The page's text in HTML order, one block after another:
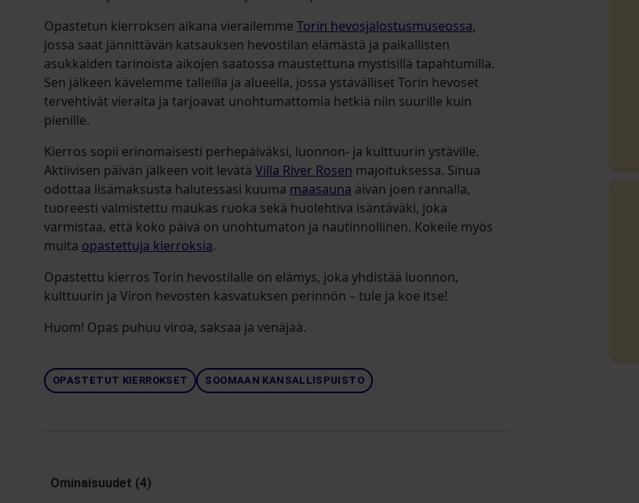
Opastetun kierroksen aikana vierailemme Torin hevosjalostusmuseossa,
jossa saat jännittävän katsauksen hevostilan elämästä ja paikallisten
asukkaiden tarinoista aikojen saatossa maustettuna mystisillä tapahtumilla.
Sen jälkeen kävelemme talleilla ja alueella, jossa ystävälliset Torin hevoset
tervehtivät vieraita ja tarjoavat unohtumattomia hetkiä niin suurille kuin
pienille.
Kierros sopii erinomaisesti perhepäiväksi, luonnon- ja kulttuurin ystäville.
Aktiivisen päivän jälkeen voit levätä Villa River Rosen majoituksessa. Sinua
odottaa lisämaksusta halutessasi kuuma maasauna aivan joen rannalla,
tuoreesti valmistettu maukas ruoka sekä huolehtiva isäntäväki, joka
varmistaa, että koko päivä on unohtumaton ja nautinnollinen. Kokeile myös
muita opastettuja kierroksia.
Opastettu kierros Torin hevostilalle on elämys, joka yhdistää luonnon,
kulttuurin ja Viron hevosten kasvatuksen perinnön – tule ja koe itse!
Huom! Opas puhuu viroa, saksaa ja venäjää.
OPASTETUT KIERROKSET SOOMAAN KANSALLISPUISTO
Ominaisuudet (4)